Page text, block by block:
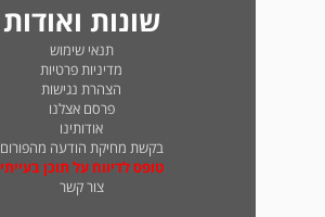
שונות ואודות
תנאי שימוש
מדיניות פרטיות
הצהרת נגישות
פרסם אצלנו
אודותינו
בקשת מחיקת הודעה מהפורום
טופס לדיווח על תוכן בעייתי
צור קשר